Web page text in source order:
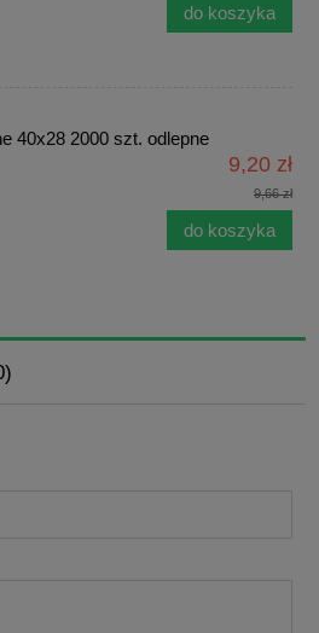
do koszyka
40x28 2000 szt. odlepne
9,20 zł
9,66 zł
do koszyka